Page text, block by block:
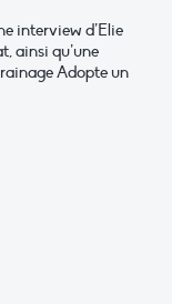
interview d’Elie
ainsi qu’une
Adopte un